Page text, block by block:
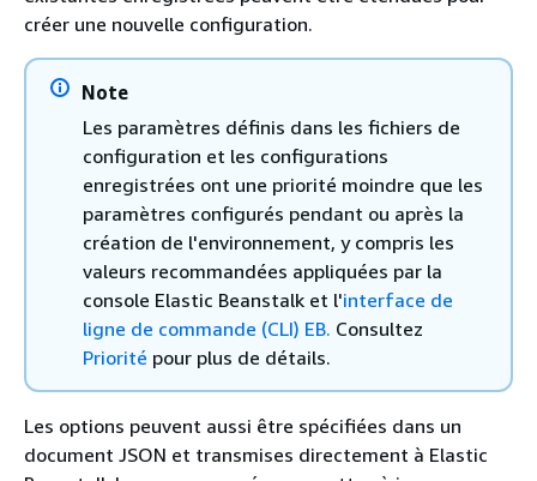
créer une nouvelle configuration.
Note
Les paramètres définis dans les fichiers de
configuration et les configurations
enregistrées ont une priorité moindre que les
paramètres configurés pendant ou après la
création de l'environnement, y compris les
valeurs recommandées appliquées par la
console Elastic Beanstalk et l'interface de
ligne de commande (CLI) EB. Consultez
Priorité pour plus de détails.
Les options peuvent aussi être spécifiées dans un
document JSON et transmises directement à Elastic